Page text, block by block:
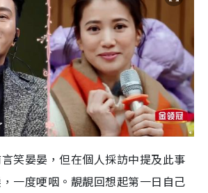
笑晏晏，但在個人採訪中提及此事
一度哽咽。靚靚回想起第一日自己